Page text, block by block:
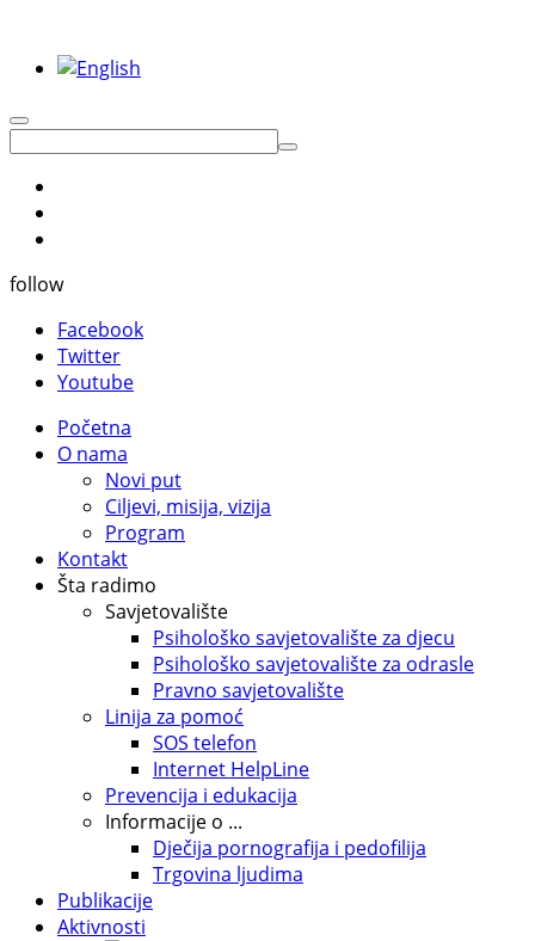
follow
Facebook
Twitter
Youtube
Početna
O nama
Novi put
Ciljevi, misija, vizija
Program
Kontakt
Šta radimo
Savjetovalište
Psihološko savjetovalište za djecu
Psihološko savjetovalište za odrasle
Pravno savjetovalište
Linija za pomoć
SOS telefon
Internet HelpLine
Prevencija i edukacija
Informacije o ...
Dječija pornografija i pedofilija
Trgovina ljudima
Publikacije
Aktivnosti